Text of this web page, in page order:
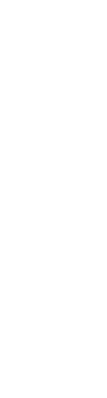
乏力。詳見說明
及其他中藥材等
結致月經不調